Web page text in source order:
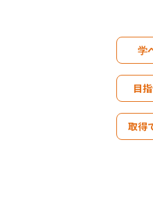
学
目
取得